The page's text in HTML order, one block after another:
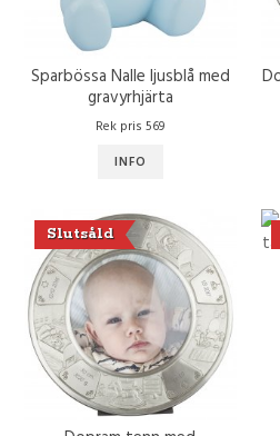
Sparbössa Nalle ljusblå med
gravyrhjärta
Rek pris 569
INFO
Slutsåld